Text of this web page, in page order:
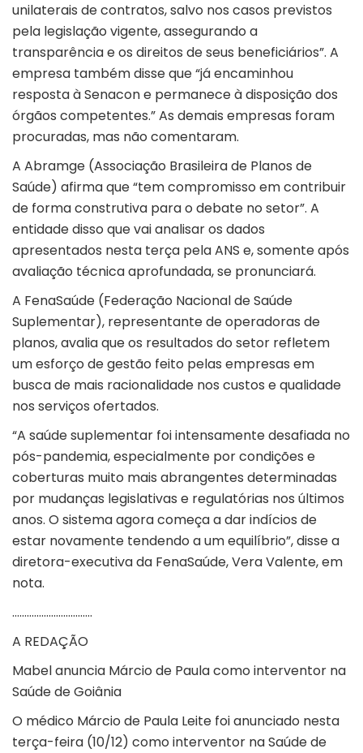
unilaterais de contratos, salvo nos casos previstos
pela legislação vigente, assegurando a
transparência e os direitos de seus beneficiários”. A
empresa também disse que “já encaminhou
resposta à Senacon e permanece à disposição dos
órgãos competentes.” As demais empresas foram
procuradas, mas não comentaram.
A Abramge (Associação Brasileira de Planos de
Saúde) afirma que “tem compromisso em contribuir
de forma construtiva para o debate no setor”. A
entidade disso que vai analisar os dados
apresentados nesta terça pela ANS e, somente após
avaliação técnica aprofundada, se pronunciará.
A FenaSaúde (Federação Nacional de Saúde
Suplementar), representante de operadoras de
planos, avalia que os resultados do setor refletem
um esforço de gestão feito pelas empresas em
busca de mais racionalidade nos custos e qualidade
nos serviços ofertados.
“A saúde suplementar foi intensamente desafiada no
pós-pandemia, especialmente por condições e
coberturas muito mais abrangentes determinadas
por mudanças legislativas e regulatórias nos últimos
anos. O sistema agora começa a dar indícios de
estar novamente tendendo a um equilíbrio”, disse a
diretora-executiva da FenaSaúde, Vera Valente, em
nota.
……………………………
A REDAÇÃO
Mabel anuncia Márcio de Paula como interventor na
Saúde de Goiânia
O médico Márcio de Paula Leite foi anunciado nesta
terça-feira (10/12) como interventor na Saúde de